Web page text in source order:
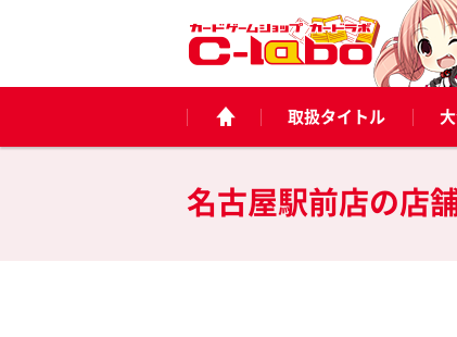
取扱タイトル
名古屋駅前店の店